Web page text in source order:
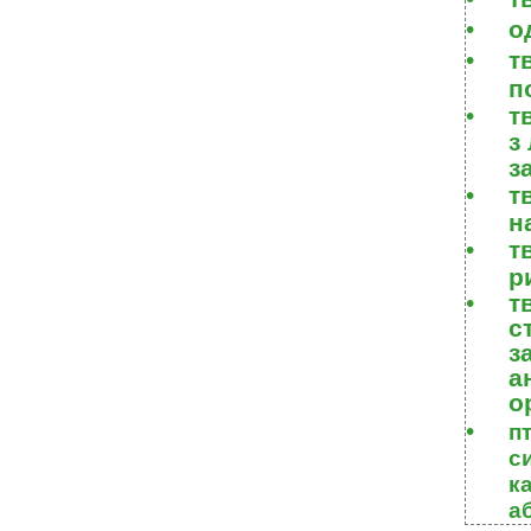
•
•
•
з
•
•
•
•